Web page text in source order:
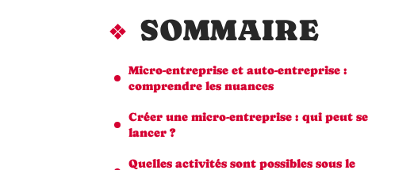
SOMMAIRE
Micro-entreprise et auto-entreprise :
comprendre les nuances
Créer une micro-entreprise : qui peut se
lancer ?
Quelles activités sont possibles sous le